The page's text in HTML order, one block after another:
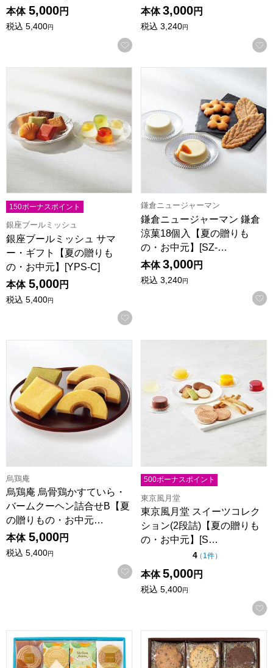
本体 5,000円
税込 5,400円
お気に入りに登録する
本体 3,000円
税込 3,240円
150ボーナスポイント
銀座ブールミッシュ
銀座ブールミッシュ サマ
ー・ギフト【夏の贈りも
の・お中元】[YPS-C]
本体 5,000円
税込 5,400円
お気に入りに登録する
鎌倉ニュージャーマン
鎌倉ニュージャーマン 鎌倉
涼菓18個入【夏の贈りも
の・お中元】[SZ-…
本体 3,000円
税込 3,240円
烏鶏庵
烏鶏庵 烏骨鶏かすていら・
バームクーヘン詰合せB【夏
の贈りもの・お中元…
本体 5,000円
税込 5,400円
お気に入りに登録する
500ボーナスポイント
東京風月堂
東京風月堂 スイーツコレク
ション(2段詰)【夏の贈りも
の・お中元】[S…
4点（5点満点中）
（ 1件の評価
）
本体 5,000円
税込 5,400円
東京風月堂 ゴーフレットアソート【夏の贈りもの・お中元
ステラおばさんのクッキー